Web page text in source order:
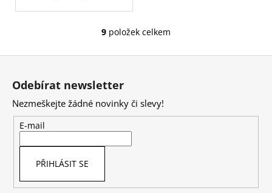
O
a
c
k
9 položek celkem
Z
Odebírat newsletter
Nezmeškejte žádné novinky či slevy!
E-mail
PŘIHLÁSIT SE